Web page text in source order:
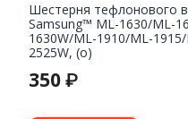
Шестерня тефлонового
Samsung™ ML-1630/ML-
1630W/ML-1910/ML-
2525W, (о)
350₽